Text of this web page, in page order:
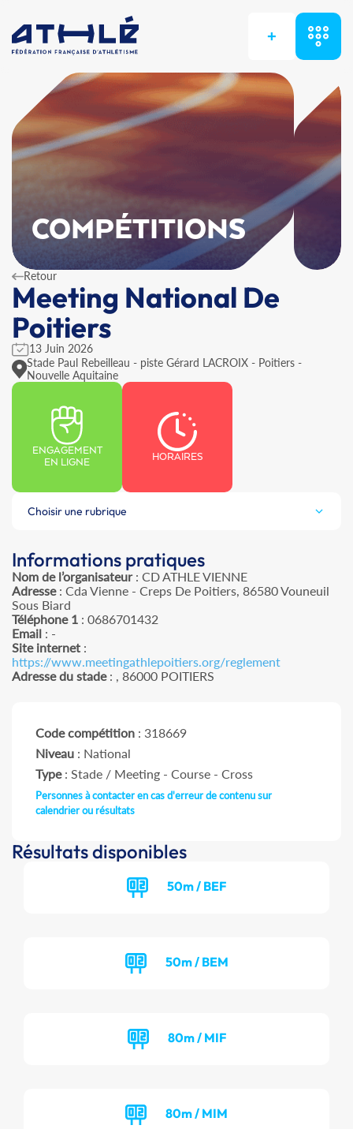
+
COMPÉTITIONS
Retour
Meeting National De
Poitiers
13 Juin 2026
Stade Paul Rebeilleau - piste Gérard LACROIX - Poitiers -
Nouvelle Aquitaine
ENGAGEMENT
EN LIGNE
HORAIRES
Choisir une rubrique
Informations pratiques
Nom de l’organisateur: CD ATHLE VIENNE
Adresse: Cda Vienne - Creps De Poitiers, 86580 Vouneuil
Sous Biard
Téléphone 1 : 0686701432
Email : -
Site internet :
https://www.meetingathlepoitiers.org/reglement
Adresse du stade: , 86000 POITIERS
Code compétition : 318669
Niveau : National
Type: Stade / Meeting - Course - Cross
Personnes à contacter en cas d'erreur de contenu sur
calendrier ou résultats
Résultats disponibles
50m / BEF
50m / BEM
80m / MIF
80m / MIM